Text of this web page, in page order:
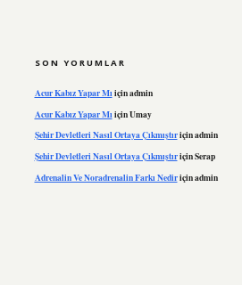
SON YORUMLAR
Acur Kabız Yapar Mıiçinadmin
Acur Kabız Yapar Mı içinUmay
Şehir Devletleri Nasıl Ortaya Çıkmıştıriçinadmin
Şehir Devletleri Nasıl Ortaya ÇıkmıştıriçinSerap
Adrenalin Ve Noradrenalin Farkı Nediriçinadmin